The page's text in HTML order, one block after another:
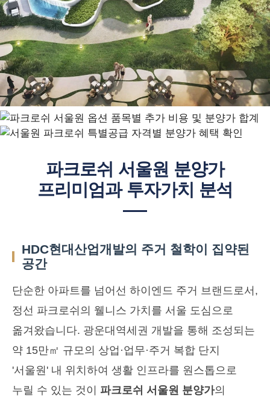
파크로쉬 서울원 분양가
프리미엄과 투자가치 분석
HDC현대산업개발의 주거 철학이 집약된
공간
단순한 아파트를 넘어선 하이엔드 주거 브랜드로서,
정선 파크로쉬의 웰니스 가치를 서울 도심으로
옮겨왔습니다. 광운대역세권 개발을 통해 조성되는
약 15만㎡ 규모의 상업·업무·주거 복합 단지
'서울원' 내 위치하여 생활 인프라를 원스톱으로
누릴 수 있는 것이 파크로쉬 서울원 분양가의